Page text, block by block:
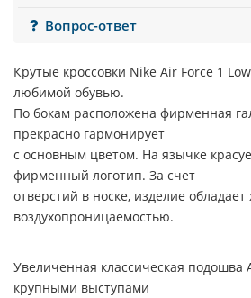
Вопрос-ответ
Крутые кроссовки Nike Air Force 1 Low
любимой обувью.
По бокам расположена фирменная
прекрасно гармонирует
с основным цветом. На язычке
фирменный логотип. За счет
отверстий в носке, изделие
воздухопроницаемостью.
Увеличенная классическая подошва
крупными выступами